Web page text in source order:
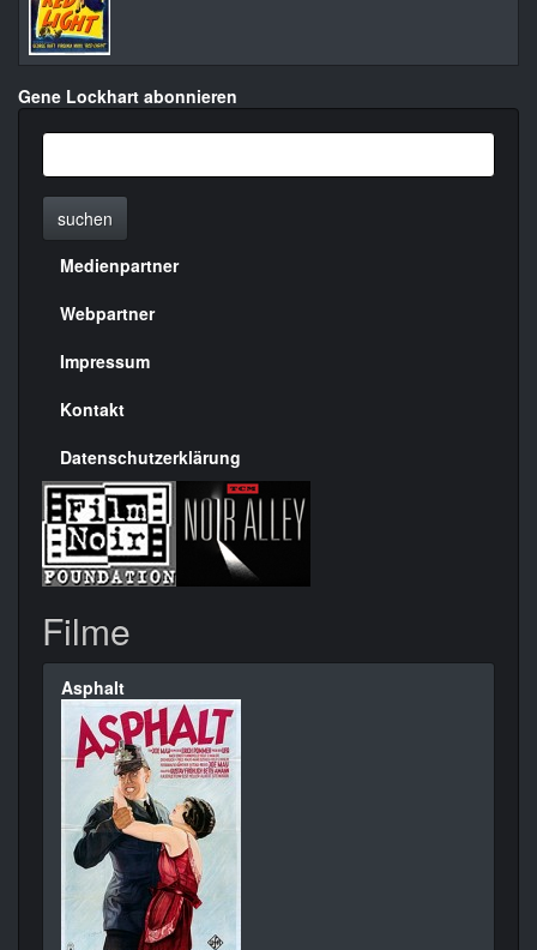
Gene Lockhart abonnieren
suchen
Menülinks
rechte
Seite
Medienpartner
Webpartner
Impressum
Kontakt
Datenschutzerklärung
Filme
Asphalt